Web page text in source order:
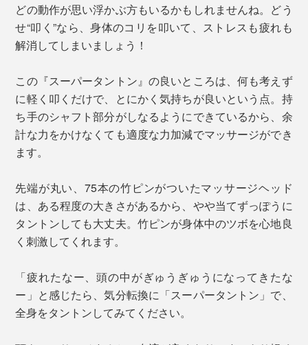
どの動作が思い浮かぶ方もいるかもしれませんね。どう
せ“叩く”なら、身体のコリを叩いて、ストレスも疲れも
解消してしまいましょう！
この『スーパータントン』の良いところは、何も考えず
に軽く叩くだけで、とにかく気持ちが良いという点。持
ち手のシャフト部分がしなるようにできているから、余
計な力をかけなくても適度な力加減でマッサージができ
ます。
先端が丸い、75本の竹ピンがついたマッサージヘッド
は、ある程度の大きさがあるから、やや当てずっぽうに
タントンしても大丈夫。竹ピンが身体中のツボを心地良
く刺激してくれます。
「疲れたなー、頭の中がぎゅうぎゅうになってきたな
ー」と感じたら、気分転換に「スーパータントン」で、
全身をタントンしてみてください。